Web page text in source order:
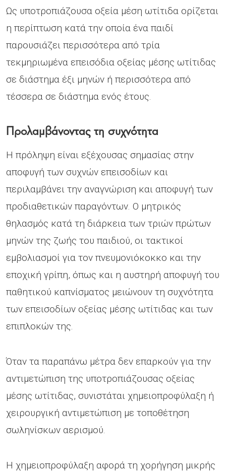
Ως υποτροπιάζουσα οξεία μέση ωτίτιδα ορίζεται
η περίπτωση κατά την οποία ένα παιδί
παρουσιάζει περισσότερα από τρία
τεκμηριωμένα επεισόδια οξείας μέσης ωτίτιδας
σε διάστημα έξι μηνών ή περισσότερα από
τέσσερα σε διάστημα ενός έτους.
Προλαμβάνοντας τη συχνότητα
Η πρόληψη είναι εξέχουσας σημασίας στην
αποφυγή των συχνών επεισοδίων και
περιλαμβάνει την αναγνώριση και αποφυγή των
προδιαθετικών παραγόντων. Ο μητρικός
θηλασμός κατά τη διάρκεια των τριών πρώτων
μηνών της ζωής του παιδιού, οι τακτικοί
εμβολιασμοί για τον πνευμονιόκοκκο και την
εποχική γρίπη, όπως και η αυστηρή αποφυγή του
παθητικού καπνίσματος μειώνουν τη συχνότητα
των επεισοδίων οξείας μέσης ωτίτιδας και των
επιπλοκών της.
Όταν τα παραπάνω μέτρα δεν επαρκούν για την
αντιμετώπιση της υποτροπιάζουσας οξείας
μέσης ωτίτιδας, συνιστάται χημειοπροφύλαξη ή
χειρουργική αντιμετώπιση με τοποθέτηση
σωληνίσκων αερισμού.
Η χημειοπροφύλαξη αφορά τη χορήγηση μικρής